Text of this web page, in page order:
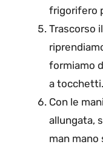
frigorifero
Trascorso
formiamo
a tocchetti.
Con le
allungata,
man mano